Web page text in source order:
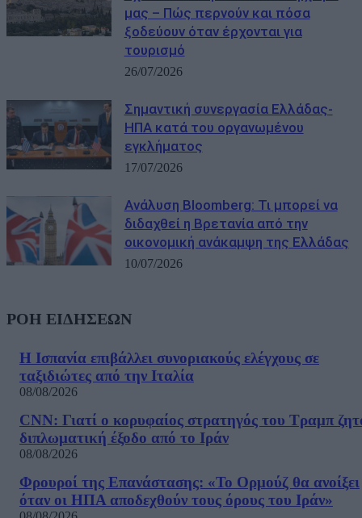
μας – Πώς περνούν και πόσα
ξοδεύουν όταν έρχονται για
τουρισμό
26/07/2026
Σημαντική συνεργασία Ελλάδας-
ΗΠΑ κατά του οργανωμένου
εγκλήματος
17/07/2026
Ανάλυση Bloomberg: Τι μπορεί να
διδαχθεί η Βρετανία από την
οικονομική ανάκαμψη της Ελλάδας
10/07/2026
ΡΟΗ ΕΙΔΗΣΕΩΝ
Η Ισπανία επιβάλλει συνοριακούς ελέγχους σε
ταξιδιώτες από την Ιταλία
08/08/2026
CNN: Γιατί ο κορυφαίος στρατηγός του Τραμπ
διπλωματική έξοδο από το Ιράν
08/08/2026
Φρουροί της Επανάστασης: «Το Ορμούζ θα ανοίξει
όταν οι ΗΠΑ αποδεχθούν τους όρους του Ιράν»